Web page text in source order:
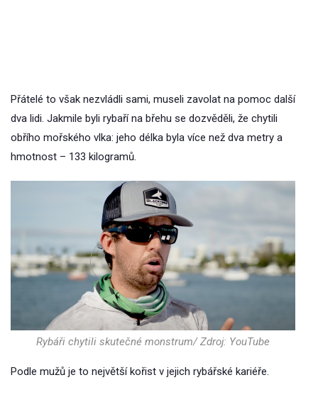
Přátelé to však nezvládli sami, museli zavolat na pomoc další
dva lidi. Jakmile byli rybaří na břehu se dozvěděli, že chytili
obřího mořského vlka: jeho délka byla více než dva metry a
hmotnost – 133 kilogramů.
Rybáři chytili skutečné monstrum/ Zdroj: YouTube
Podle mužů je to největší kořist v jejich rybářské kariéře.